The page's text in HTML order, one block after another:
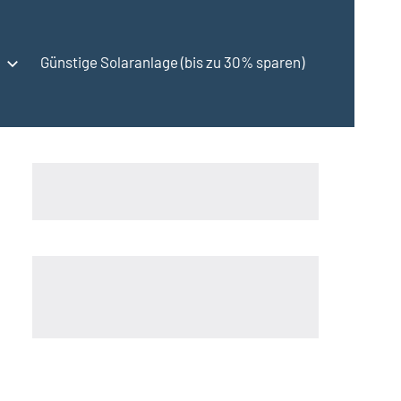
Günstige Solaranlage (bis zu 30% sparen)